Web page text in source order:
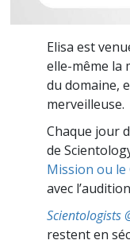
Elisa est
elle-même la
du domaine,
merveilleuse.
Chaque jour
de
Mission ou le
avec
Scientologists
restent en